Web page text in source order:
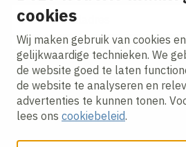
cookies
Wij maken gebruik van cookies
gelijkwaardige technieken. We
de website goed te laten
de website te analyseren en
advertenties te kunnen tonen.
lees ons cookiebeleid.
E-mailadres
Ik ga akkoord met hetprivacy